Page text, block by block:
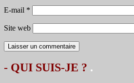
E-mail *
Site web
- QUI SUIS-JE ? .